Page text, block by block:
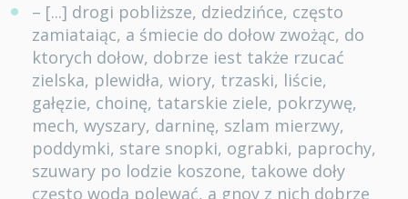
– [...] drogi pobliższe, dziedzińce, często
zamiataiąc, a śmiecie do dołow zwożąc, do
ktorych dołow, dobrze iest także rzucać
zielska, plewidła, wiory, trzaski, liście,
gałęzie, choinę, tatarskie ziele, pokrzywę,
mech, wyszary, darninę, szlam mierzwy,
poddymki, stare snopki, ograbki, paprochy,
szuwary po lodzie koszone, takowe doły
często wodą polewać, a gnoy z nich dobrze